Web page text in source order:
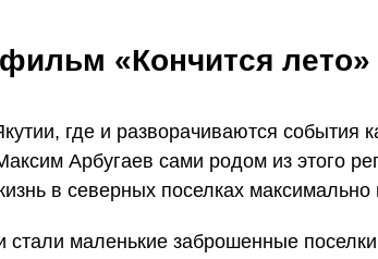
«Кончится лето»
где и разворачиваются события
Арбугаев сами родом из этого
в северных поселках максимально
маленькие заброшенные